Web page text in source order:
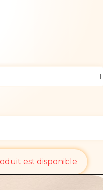
est disponible